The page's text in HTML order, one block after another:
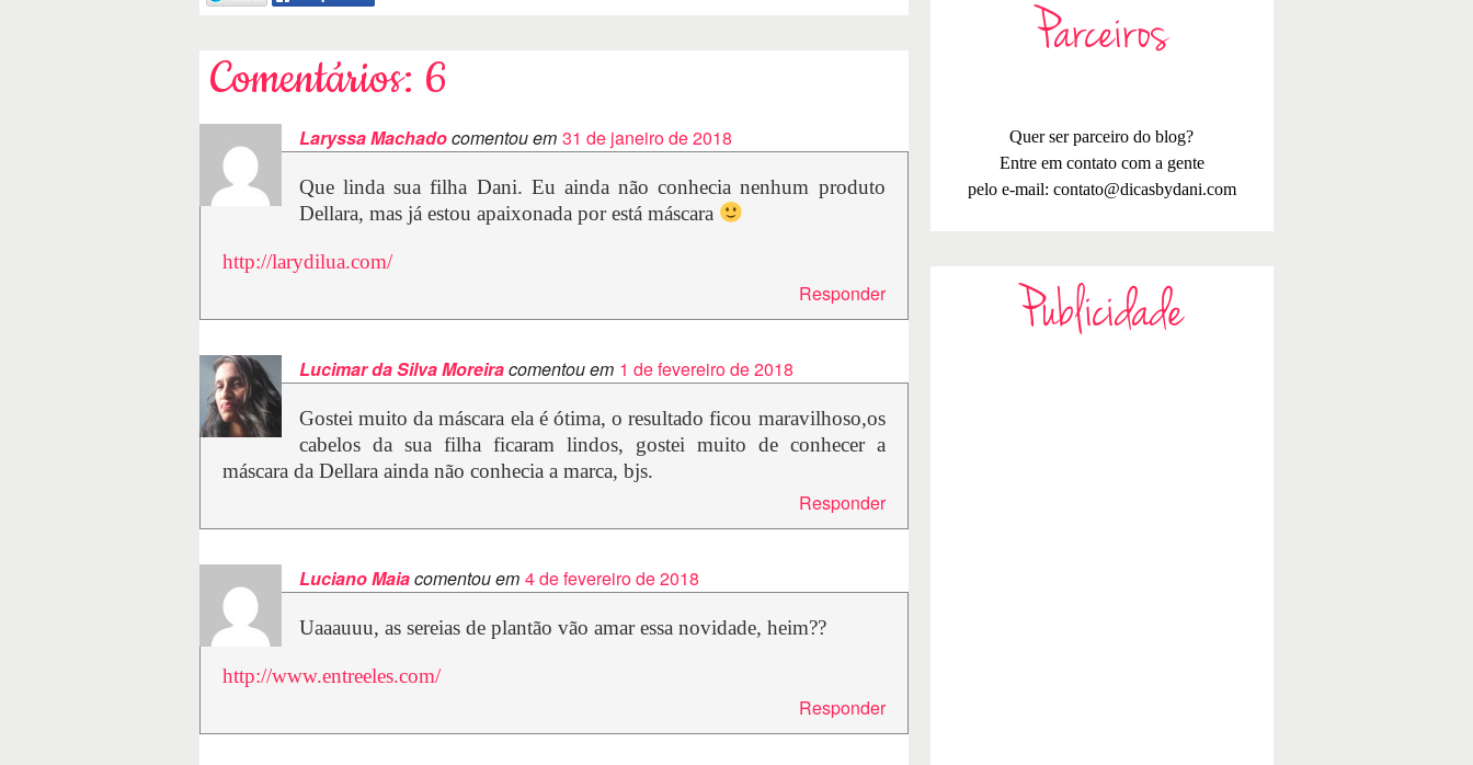
Comentários: 6
Laryssa Machadocomentou em 31 de janeiro de 2018
Que linda sua filha Dani. Eu ainda não conhecia nenhum produto
Dellara, mas já estou apaixonada por está máscara
http://larydilua.com/
Responder
Lucimar da Silva Moreiracomentou em 1 de fevereiro de 2018
Gostei muito da máscara ela é ótima, o resultado ficou maravilhoso,os
cabelos da sua filha ficaram lindos, gostei muito de conhecer a
máscara da Dellara ainda não conhecia a marca, bjs.
Responder
Luciano Maiacomentou em 4 de fevereiro de 2018
Uaaauuu, as sereias de plantão vão amar essa novidade, heim??
http://www.entreeles.com/
Responder
Parceiros
Quer ser parceiro do blog?
Entre em contato com a gente
pelo e-mail: contato@dicasbydani.com
Publicidade